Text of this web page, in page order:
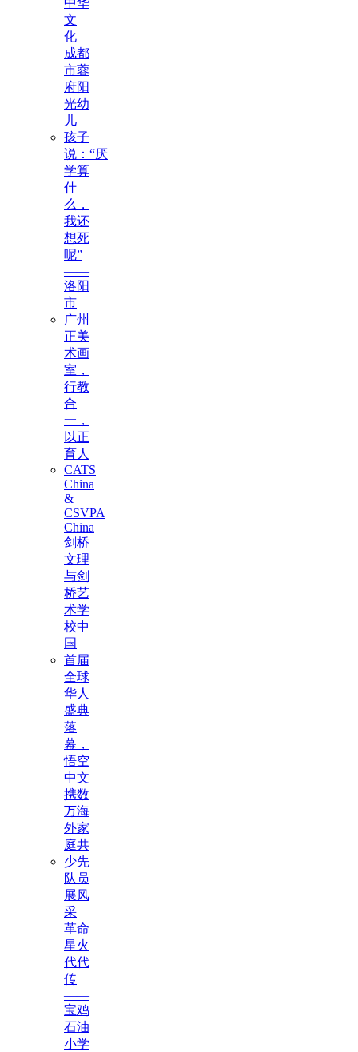
中华
文
化|
成都
市蓉
府阳
光幼
儿
孩子
说：“厌
学算
什
么，
我还
想死
呢”
——
洛阳
市
广州
正美
术画
室，
行教
合
一，
以正
育人
CATS
China
&
CSVPA
China
剑桥
文理
与剑
桥艺
术学
校中
国
首届
全球
华人
盛典
落
幕，
悟空
中文
携数
万海
外家
庭共
少先
队员
展风
采
革命
星火
代代
传
——
宝鸡
石油
小学